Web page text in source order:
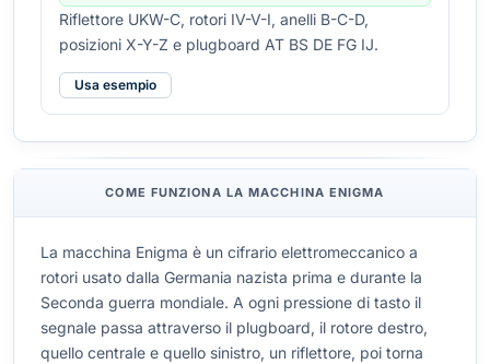
Riflettore UKW-C, rotori IV-V-I, anelli B-C-D,
posizioni X-Y-Z e plugboard AT BS DE FG IJ.
Usa esempio
COME FUNZIONA LA MACCHINA ENIGMA
La macchina Enigma è un cifrario elettromeccanico a
rotori usato dalla Germania nazista prima e durante la
Seconda guerra mondiale. A ogni pressione di tasto il
segnale passa attraverso il plugboard, il rotore destro,
quello centrale e quello sinistro, un riflettore, poi torna